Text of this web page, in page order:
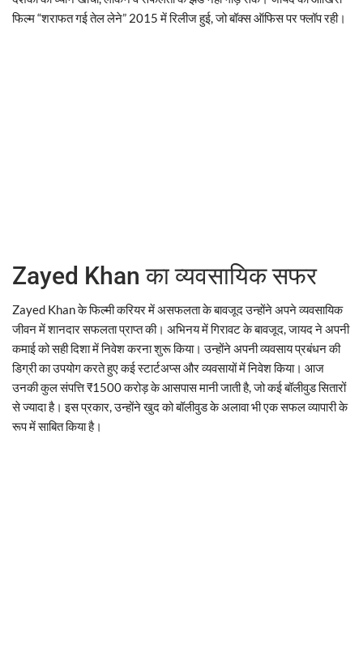
फिल्म “शराफत गई तेल लेने” 2015 में रिलीज हुई, जो बॉक्स ऑफिस पर फ्लॉप रही।
Zayed Khan का व्यवसायिक सफर
Zayed Khan के फिल्मी करियर में असफलता के बावजूद उन्होंने अपने व्यवसायिक
जीवन में शानदार सफलता प्राप्त की। अभिनय में गिरावट के बावजूद, जायद ने अपनी
कमाई को सही दिशा में निवेश करना शुरू किया। उन्होंने अपनी व्यवसाय प्रबंधन की
डिग्री का उपयोग करते हुए कई स्टार्टअप्स और व्यवसायों में निवेश किया। आज
उनकी कुल संपत्ति ₹1500 करोड़ के आसपास मानी जाती है, जो कई बॉलीवुड सितारों
से ज्यादा है। इस प्रकार, उन्होंने खुद को बॉलीवुड के अलावा भी एक सफल व्यापारी के
रूप में साबित किया है।